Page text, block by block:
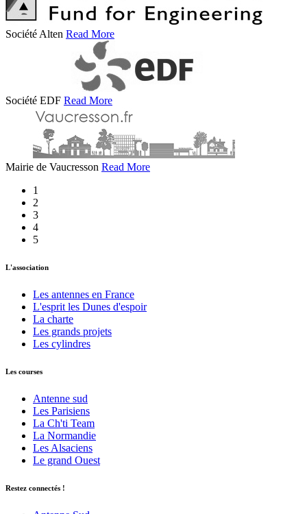
Société Alten Read More
Société EDF Read More
Mairie de Vaucresson Read More
1
2
3
4
5
L'association
Les antennes en France
L'esprit les Dunes d'espoir
La charte
Les grands projets
Les cylindres
Les courses
Antenne sud
Les Parisiens
La Ch'ti Team
La Normandie
Les Alsaciens
Le grand Ouest
Restez connectés !